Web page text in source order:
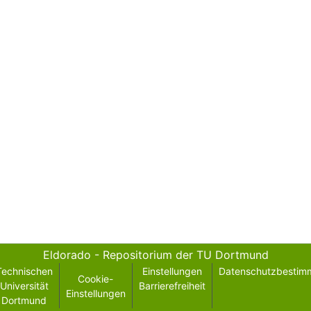
Eldorado - Repositorium der TU Dortmund
Universität
Dortmund
Cookie-
Einstellungen
Einstellungen
Barrierefreiheit